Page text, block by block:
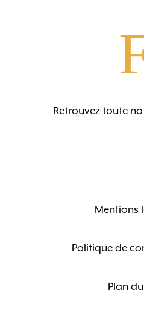
Retrouvez toute
Mentions
Politique de
Plan